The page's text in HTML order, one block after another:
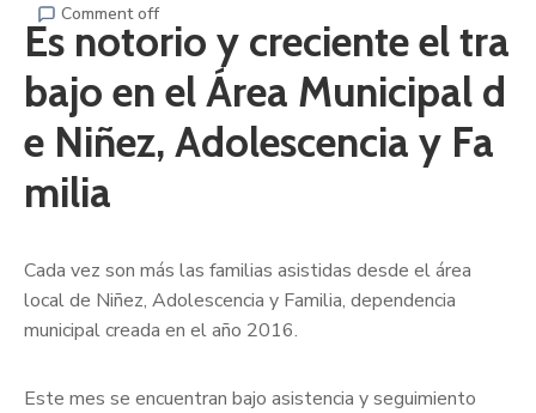
Comment off
Es notorio y creciente el tra
bajo en el Área Municipal d
e Niñez, Adolescencia y Fa
milia
Cada vez son más las familias asistidas desde el área
local de Niñez, Adolescencia y Familia, dependencia
municipal creada en el año 2016.
Este mes se encuentran bajo asistencia y seguimiento